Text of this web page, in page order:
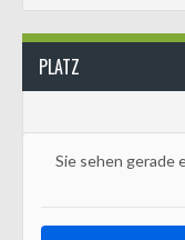
PLATZ
Sie sehen gerade